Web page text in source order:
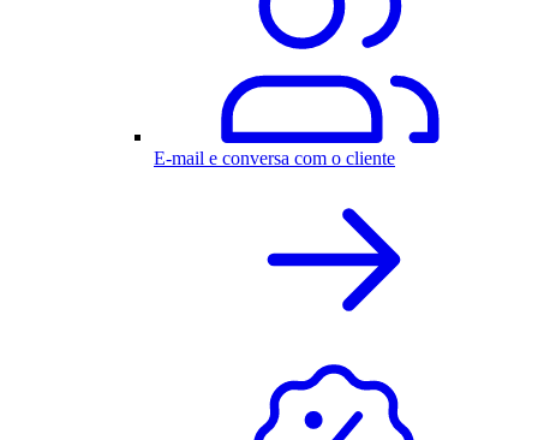
E-mail e conversa com o cliente